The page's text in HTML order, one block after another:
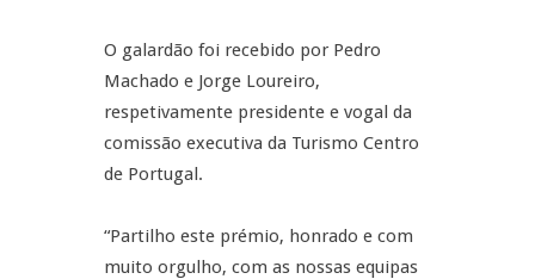
O galardão foi recebido por Pedro
Machado e Jorge Loureiro,
respetivamente presidente e vogal da
comissão executiva da Turismo Centro
de Portugal.
“Partilho este prémio, honrado e com
muito orgulho, com as nossas equipas